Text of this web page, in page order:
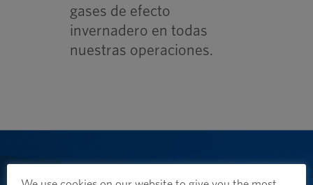
gases de efecto
invernadero en todas
nuestras operaciones.